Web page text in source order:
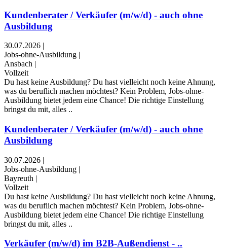
Kundenberater / Verkäufer (m/w/d) - auch ohne
Ausbildung
30.07.2026 |
Jobs-ohne-Ausbildung |
Ansbach |
Vollzeit
Du hast keine Ausbildung? Du hast vielleicht noch keine Ahnung,
was du beruflich machen möchtest? Kein Problem, Jobs-ohne-
Ausbildung bietet jedem eine Chance! Die richtige Einstellung
bringst du mit, alles ..
Kundenberater / Verkäufer (m/w/d) - auch ohne
Ausbildung
30.07.2026 |
Jobs-ohne-Ausbildung |
Bayreuth |
Vollzeit
Du hast keine Ausbildung? Du hast vielleicht noch keine Ahnung,
was du beruflich machen möchtest? Kein Problem, Jobs-ohne-
Ausbildung bietet jedem eine Chance! Die richtige Einstellung
bringst du mit, alles ..
Verkäufer (m/w/d) im B2B-Außendienst - ..